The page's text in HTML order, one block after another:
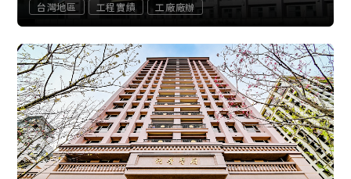
台灣地區 工程實績 工廠廠辦